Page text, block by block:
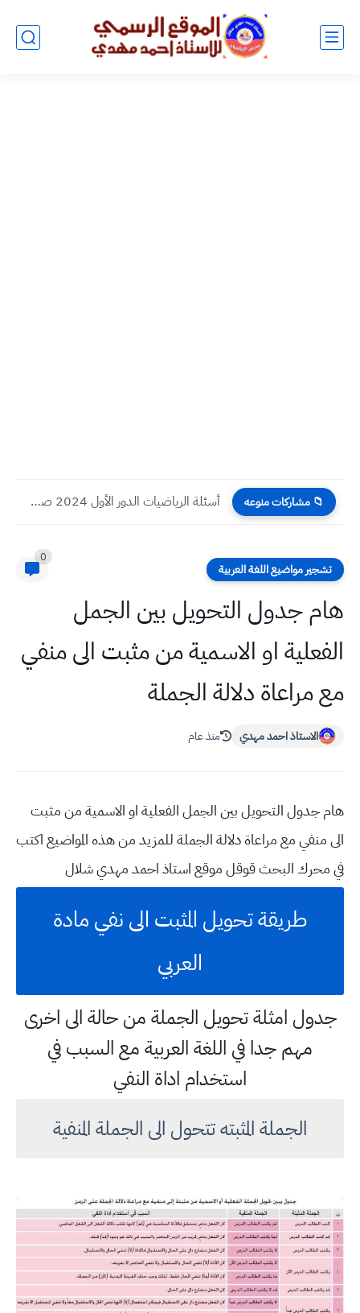
📁 مشاركات منوعه أسئلة الرياضيات الدور الأول 2024 صف السادس العلمي
تشجير مواضيع اللغة العربية
0
هام جدول التحويل بين الجمل
الفعلية او الاسمية من مثبت الى منفي
مع مراعاة دلالة الجملة
الاستاذ احمد مهدي منذ عام
هام جدول التحويل بين الجمل الفعلية او الاسمية من مثبت
الى منفي مع مراعاة دلالة الجملة للمزيد من هذه المواضيع اكتب
في محرك البحث قوقل موقع استاذ احمد مهدي شلال
طريقة تحويل المثبت الى نفي مادة
العربي
جدول امثلة تحويل الجملة من حالة الى اخرى
مهم جدا في اللغة العربية مع السبب في
استخدام اداة النفي
الجملة المثبته تتحول الى الجملة المنفية